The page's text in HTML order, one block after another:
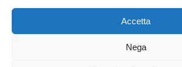
Accetta
Nega
stampa